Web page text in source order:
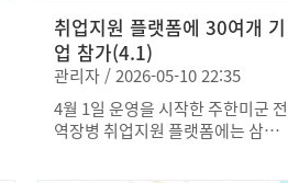
동맹포럼 등 관련 행사를 통해 양국
간 우정과 연대를 더욱 공고히 하
고, 추모와 감사의 의미를 문화·학
술 분야로 확장해 나갈 예정이다.
에 대한 이해를 넓히고, 각자의 전
문성을 바탕으로 한미동맹 강화에
기여할 수 있는 방안을 모색하겠다
는 포부를 밝혔다. 재단은 유스펙
프로그램이 미래 세대의 안보 인식
을 제고하고 한미동맹을 이끌어갈
취업지원 플랫폼에 30여개 기
업 참가(4.1)
관리자 / 2026-05-10 22:35
4월 1일 운영을 시작한 주한미군 전
역장병 취업지원 플랫폼에는 삼성